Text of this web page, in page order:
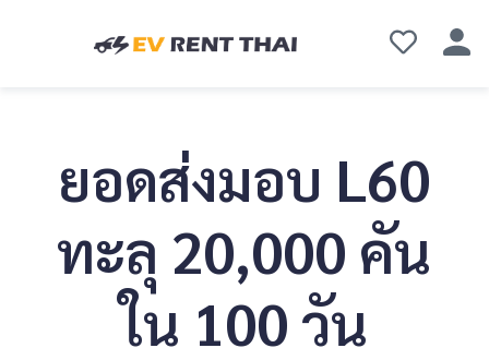
ยอดส่งมอบ L60
ทะลุ 20,000 คัน
ใน 100 วัน